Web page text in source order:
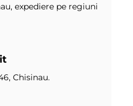
expediere pe regiuni
Chisinau.